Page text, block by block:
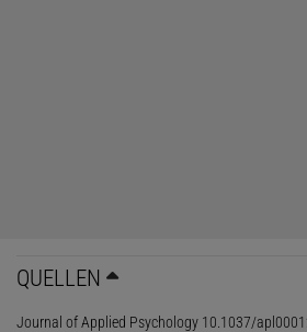
QUELLEN
Journal of Applied Psychology 10.1037/